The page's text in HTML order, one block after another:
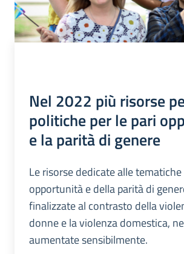
Nel 2022 più risorse
politiche per le pari
e la parità di genere
Le risorse dedicate alle
opportunità e della parità di
finalizzate al contrasto della
donne e la violenza domestica,
aumentate sensibilmente.